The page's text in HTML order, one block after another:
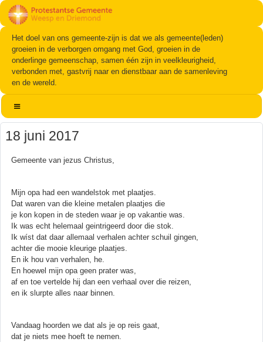
Het doel van ons gemeente-zijn is dat we als gemeente(leden)
groeien in de verborgen omgang met God, groeien in de
onderlinge gemeenschap, samen één zijn in veelkleurigheid,
verbonden met, gastvrij naar en dienstbaar aan de samenleving
en de wereld.
18 juni 2017
Gemeente van jezus Christus,
Mijn opa had een wandelstok met plaatjes.
Dat waren van die kleine metalen plaatjes die
je kon kopen in de steden waar je op vakantie was.
Ik was echt helemaal geintrigeerd door die stok.
Ik wíst dat daar allemaal verhalen achter schuil gingen,
achter die mooie kleurige plaatjes.
En ik hou van verhalen, he.
En hoewel mijn opa geen prater was,
af en toe vertelde hij dan een verhaal over die reizen,
en ik slurpte alles naar binnen.
Vandaag hoorden we dat als je op reis gaat,
dat je niets mee hoeft te nemen.